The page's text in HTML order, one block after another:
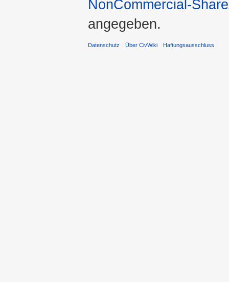
NonCommercial-
angegeben.
Datenschutz Über CivWiki Haftungsausschluss